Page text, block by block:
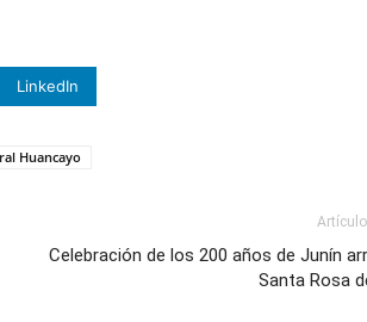
LinkedIn
Huancayo
Celebración de los 200 años de Junín
Santa Rosa